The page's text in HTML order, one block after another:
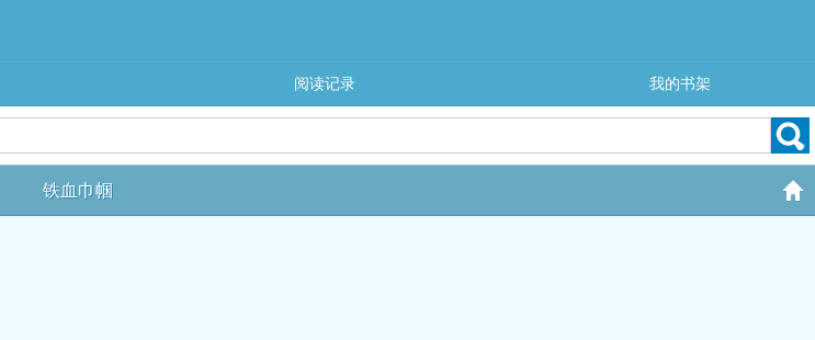
阅读记录 我的书架
铁血巾帼